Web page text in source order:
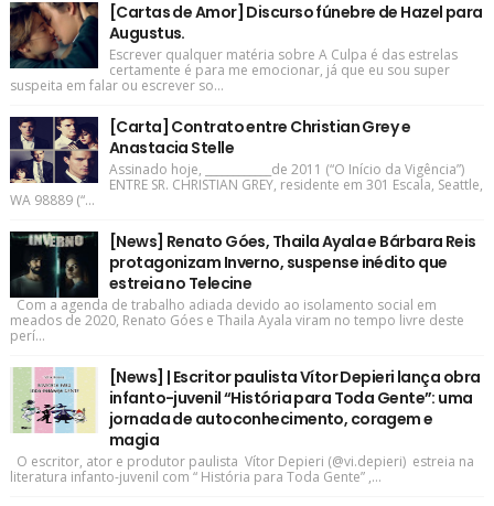
[Cartas de Amor] Discurso fúnebre de Hazel para
Augustus.
Escrever qualquer matéria sobre A Culpa é das estrelas
certamente é para me emocionar, já que eu sou super
suspeita em falar ou escrever so...
[Carta] Contrato entre Christian Grey e
Anastacia Stelle
Assinado hoje, ____________de 2011 (“O Início da Vigência”)
ENTRE SR. CHRISTIAN GREY, residente em 301 Escala, Seattle,
WA 98889 (“...
[News] Renato Góes, Thaila Ayala e Bárbara Reis
protagonizam Inverno, suspense inédito que
estreia no Telecine
Com a agenda de trabalho adiada devido ao isolamento social em
meados de 2020, Renato Góes e Thaila Ayala viram no tempo livre deste
perí...
[News] | Escritor paulista Vítor Depieri lança obra
infanto-juvenil “História para Toda Gente”: uma
jornada de autoconhecimento, coragem e
magia
O escritor, ator e produtor paulista Vítor Depieri (@vi.depieri) estreia na
literatura infanto-juvenil com “ História para Toda Gente” ,...